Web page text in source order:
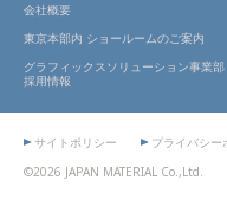
会社概要
東京本部内 ショールームのご案内
グラフィックスソリューション事業部
採用情報
©2026 JAPAN MATERIAL Co.,Ltd.
サイトポリシー プライバシー